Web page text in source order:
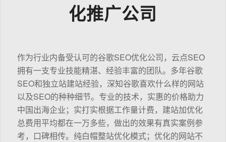
化推广公司
作为行业内备受认可的谷歌SEO优化公司，云点SEO
拥有一支专业技能精湛、经验丰富的团队。多年谷歌
SEO和独立站建站经验，深知谷歌喜欢什么样的网站
以及SEO的种种细节。专业的技术，实惠的价格助力
中国出海企业；实打实根据工作量计费，建站加优化
总费用平均都在一万多些，做出的效果有真实案例参
考，口碑相传。纯白帽整站优化模式；优化的网站不